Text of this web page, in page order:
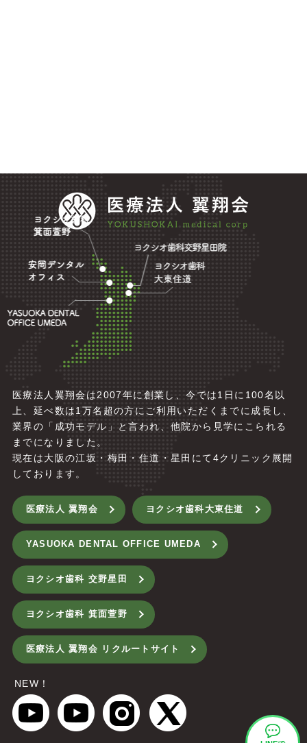
医療法人翼翔会は2007年に創業し、今では1日に100名以
上、延べ数は1万名超の方にご利用いただくまでに成長し、
業界の「成功モデル」と言われ、他院から見学にこられる
までになりました。
現在は大阪の江坂・梅田・住道・星田にて4クリニック展開
しております。
医療法人 翼翔会 ヨクシオ歯科大東住道
YASUOKA DENTAL OFFICE UMEDA
ヨクシオ歯科 交野星田
ヨクシオ歯科 箕面萱野
医療法人 翼翔会 リクルートサイト
NEW！